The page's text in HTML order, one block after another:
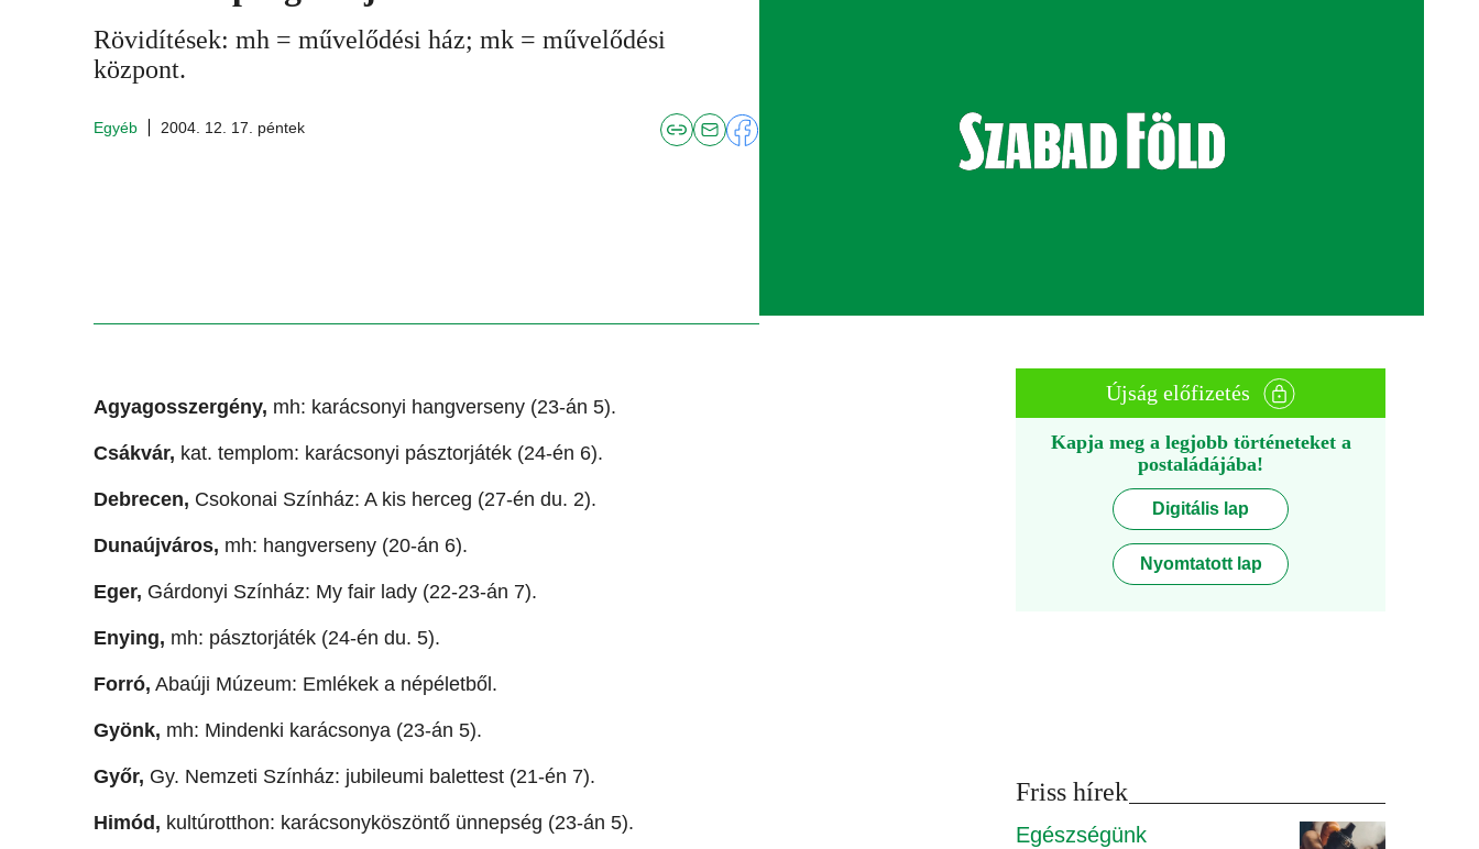
Rövidítések: mh = művelődési ház; mk = művelődési
központ.
Egyéb 2004. 12. 17. péntek
Agyagosszergény, mh: karácsonyi hangverseny (23-án 5).
Csákvár, kat. templom: karácsonyi pásztorjáték (24-én 6).
Debrecen, Csokonai Színház: A kis herceg (27-én du. 2).
Dunaújváros, mh: hangverseny (20-án 6).
Eger, Gárdonyi Színház: My fair lady (22-23-án 7).
Enying, mh: pásztorjáték (24-én du. 5).
Forró, Abaúji Múzeum: Emlékek a népéletből.
Gyönk, mh: Mindenki karácsonya (23-án 5).
Győr, Gy. Nemzeti Színház: jubileumi balettest (21-én 7).
Himód, kultúrotthon: karácsonyköszöntő ünnepség (23-án 5).
Újság előfizetés
Kapja meg a legjobb történeteket a
postaládájába!
Digitális lap
Nyomtatott lap
Friss hírek
Egészségünk